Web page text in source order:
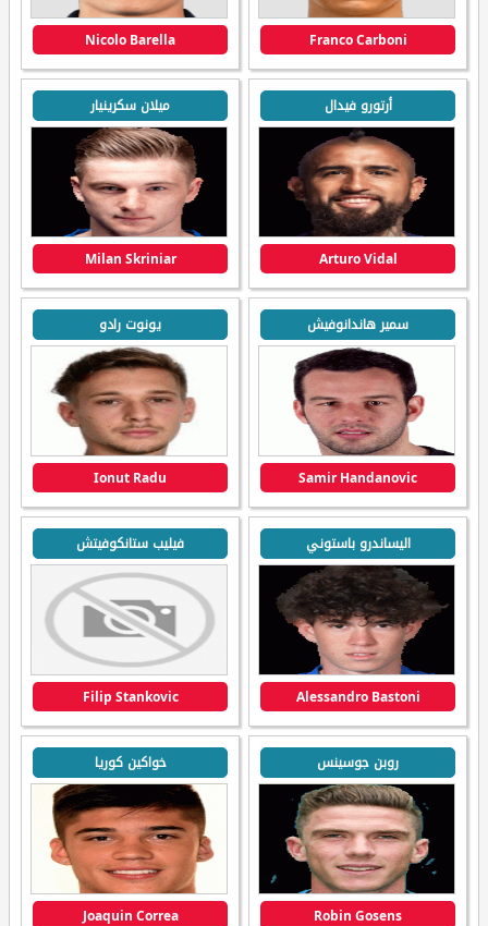
Franco Carboni
Nicolo Barella
أرتورو فيدال
Arturo Vidal
ميلان سكرينيار
Milan Skriniar
سمير هاندانوفيش
Samir Handanovic
يونوت رادو
Ionut Radu
اليساندرو باستوني
Alessandro Bastoni
فيليب ستانكوفيتش
Filip Stankovic
روبن جوسينس
Robin Gosens
خواكين كوريا
Joaquin Correa